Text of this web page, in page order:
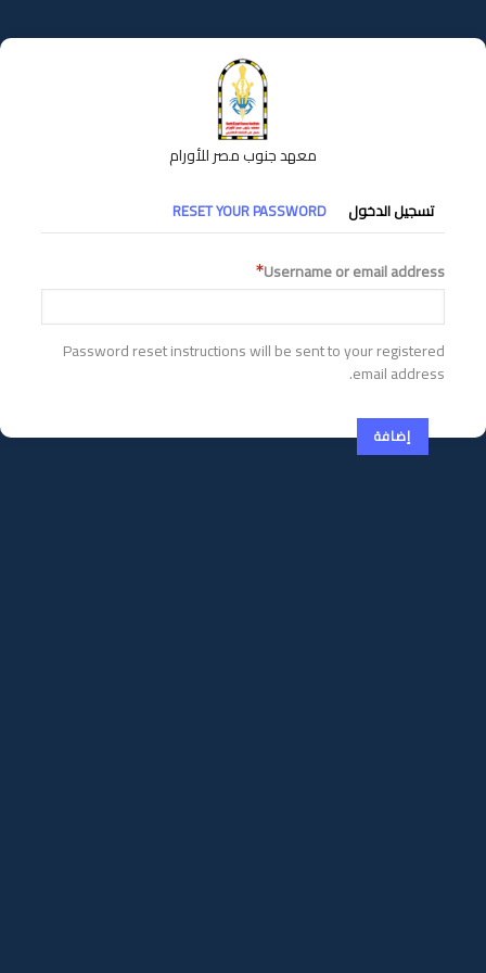
إلى
المحتوى
معهد جنوب مصر للأورام
التبويبات
الأساسية
تسجيل الدخول RESET YOUR PASSWORD
Username or email address
Password reset instructions will be sent to your registered
email address.